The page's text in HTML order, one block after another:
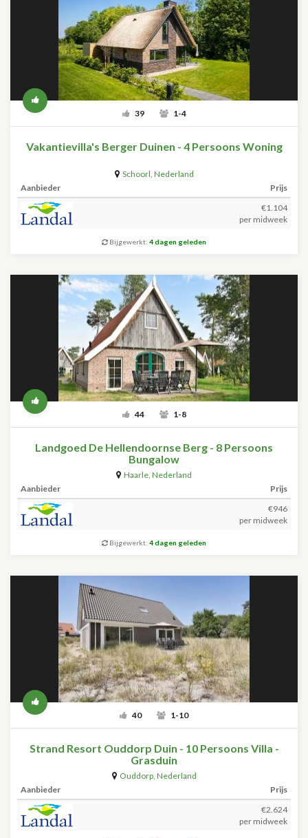
39 1-4
Vakantievilla's Berger Duinen - 4 Persoons Woning
Schoorl, Nederland
Aanbieder
Prijs
€1.104
per midweek
Bijgewerkt: 4 dagen geleden
44 1-8
Landgoed De Hellendoornse Berg - 8 Persoons
Bungalow
Haarle, Nederland
Aanbieder
Prijs
€946
per midweek
Bijgewerkt: 4 dagen geleden
40 1-10
Strand Resort Ouddorp Duin - 10 Persoons Villa -
Grasduin
Ouddorp, Nederland
Aanbieder
Prijs
€2.624
per midweek